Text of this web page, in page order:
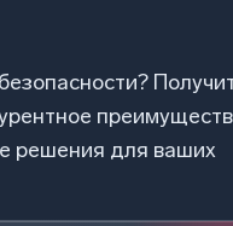
решения для ваших